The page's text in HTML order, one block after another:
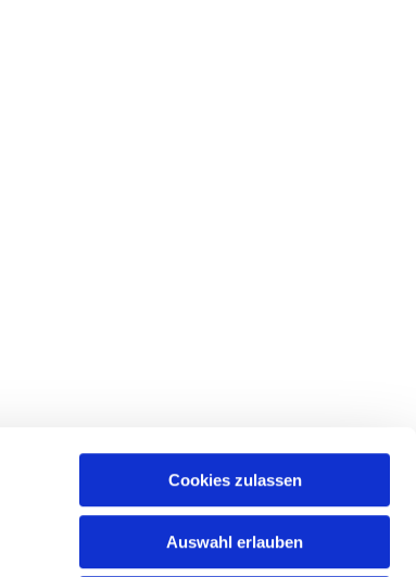
Cookies zulassen
Auswahl erlauben